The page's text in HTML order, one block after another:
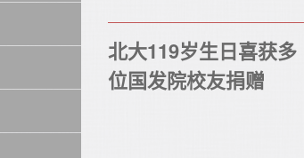
北大119岁生日喜获多
位国发院校友捐赠